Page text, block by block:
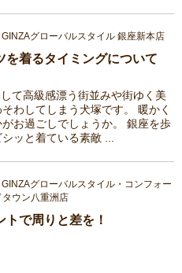
グローバルスタイル 銀座新本店
を着るタイミングについて
て高級感漂う街並みや街ゆく美
わしてしまう犬塚です。 暖かく
お過ごしでしょうか。 銀座を歩
ッと着ている素敵 ...
グローバルスタイル・コンフォー
タウン八重洲店
トで周りと差を！